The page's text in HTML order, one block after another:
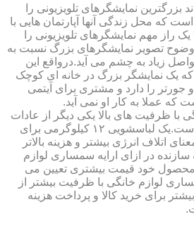
بزرگترین نمایشگرهای تلویزیونی را
که محل زندگی آنها آپارتمان هایی با
راز مهم نمایشگرهای تلویزیونی را
وضوح تصویر نمایشگرهای بزرگ نسبت به
زیاد به چشم می آید.درواقع این
یک نمایشگر بزرگ در خانه ای کوچک
را دارد و مشتری برای آیتمی
که عملا به کار او نمی آید.
با ظرفیت های بالا یکی دیگر از عادات
نادرست مشتریان ایرانی است.یک لباسشویی ١٢ کیلوگرمی برای
تنها به معنای اتلاف انرژی بیشتر و هزینه بالاتر
سازنده در ازای ارایه سمساری لوازم
محصول خود قیمت بیشتری تعیین می
لوازم خانگی با ظرفیت بیشتر از
برای خرید کالا و پرداخت هزینه